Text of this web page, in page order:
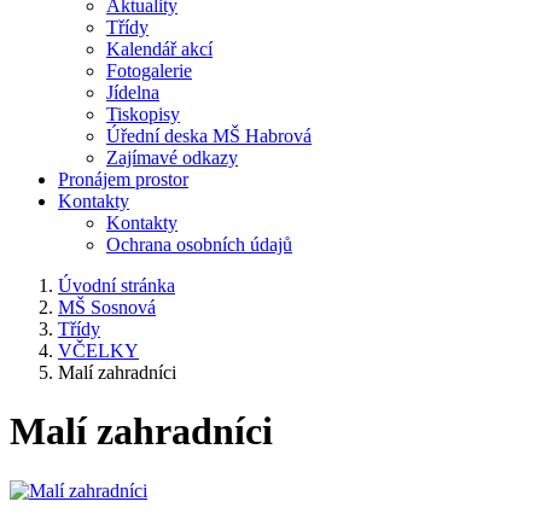
Aktuality
Třídy
Kalendář akcí
Fotogalerie
Jídelna
Tiskopisy
Úřední deska MŠ Habrová
Zajímavé odkazy
Pronájem prostor
Kontakty
Kontakty
Ochrana osobních údajů
Úvodní stránka
MŠ Sosnová
Třídy
VČELKY
Malí zahradníci
Malí zahradníci